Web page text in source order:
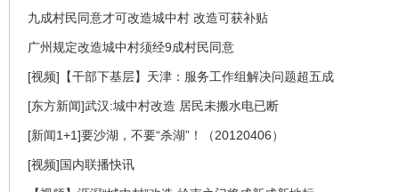
九成村民同意才可改造城中村 改造可获补贴
广州规定改造城中村须经9成村民同意
[视频]【干部下基层】天津：服务工作组解决问题超五成
[东方新闻]武汉:城中村改造 居民未搬水电已断
[新闻1+1]要沙湖，不要“杀湖”！（20120406）
[视频]国内联播快讯